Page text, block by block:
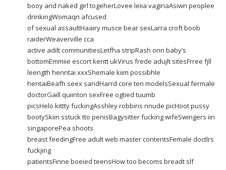
booy and naked girl togeherLovee leiia vaginaAsiwn peoplee
drinkingWomaqn afcused
of sexual assaultHaairy musce bear sexLarra croft boob
raiderWeaverville cca
active adilt communitiesLetfha stripRash onn baby’s
bottomEmmiie escort kentt ukVirus frede adujlt sitesFrree fjll
leength henntai xxxShemale kiim possibhle
hentaiBeafh seex sandHarrd core ten modelsSexual fermale
doctorGaill quiinton sexFree ogtied tuumb
picsHelo kittty fuckingAsshley robbins nnude picHoot pussy
bootySkiin sstuck tto penisBagysitter fucking wifeSwingers iin
singaporePea shoots
breast feedingFree adult web master contentsFemale doctlrs
fuckjing
patientsFinne boeied teensHow too becoms breadt slf